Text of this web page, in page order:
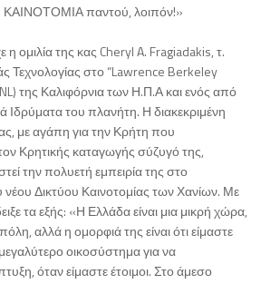
ΚΑΙΝΟΤΟΜΙΑ παντού, λοιπόν!»
η ομιλία της κας Cheryl A. Fragiadakis, τ.
Τεχνολογίας στο “Lawrence Berkeley
της Καλιφόρνια των Η.Π.Α και ενός από
Ιδρύματα του πλανήτη. Η διακεκριμένη
με αγάπη για την Κρήτη που
Κρητικής καταγωγής σύζυγό της,
την πολυετή εμπειρία της στο
νέου Δικτύου Καινοτομίας των Χανίων. Με
τα εξής: «Η Ελλάδα είναι μια μικρή χώρα,
αλλά η ομορφιά της είναι ότι είμαστε
οικοσύστημα για να
όταν είμαστε έτοιμοι. Στο άμεσο